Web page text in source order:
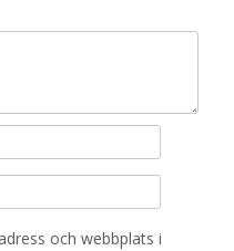
och webbplats i